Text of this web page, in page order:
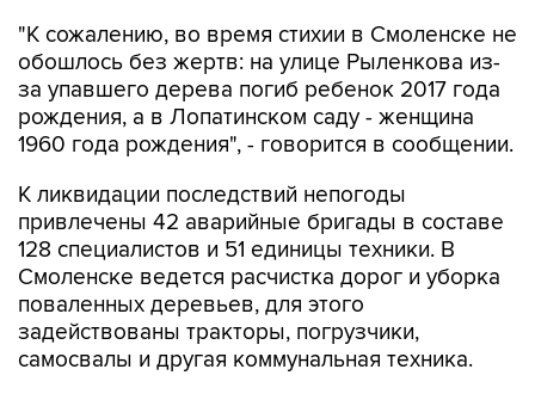
за упавшего дерева погиб ребенок 2017 года
рождения, а в Лопатинском саду - женщина
1960 года рождения", - говорится в сообщении.
К ликвидации последствий непогоды
128 специалистов и 51 единицы техники. В
Смоленске ведется расчистка дорог и уборка
поваленных деревьев, для этого
задействованы тракторы, погрузчики,
самосвалы и другая коммунальная техника.
По данным МЧС, завтра ожидается